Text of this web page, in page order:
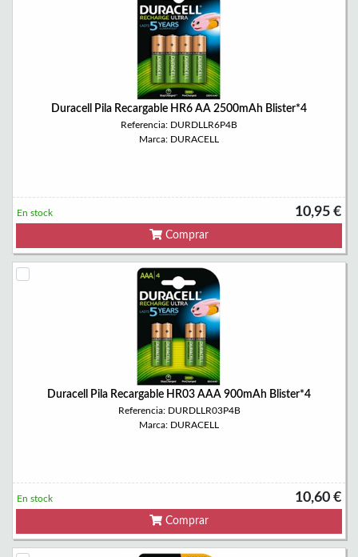
Duracell Pila Recargable HR6 AA 2500mAh Blister*4
Referencia: DURDLLR6P4B
Marca: DURACELL
10,95 €
En stock
Comprar
Duracell Pila Recargable HR03 AAA 900mAh Blister*4
Referencia: DURDLLR03P4B
Marca: DURACELL
10,60 €
En stock
Comprar